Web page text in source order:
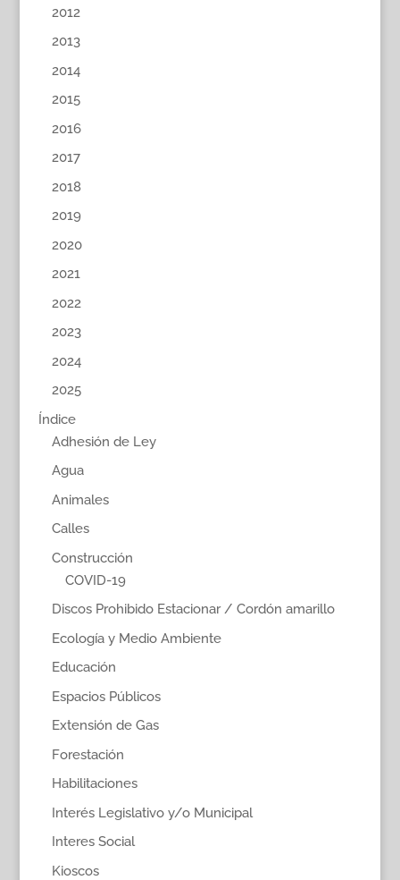
2012
2013
2014
2015
2016
2017
2018
2019
2020
2021
2022
2023
2024
2025
Índice
Adhesión de Ley
Agua
Animales
Calles
Construcción
COVID-19
Discos Prohibido Estacionar / Cordón amarillo
Ecología y Medio Ambiente
Educación
Espacios Públicos
Extensión de Gas
Forestación
Habilitaciones
Interés Legislativo y/o Municipal
Interes Social
Kioscos